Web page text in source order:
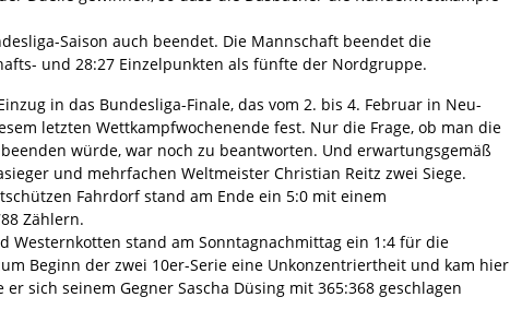
Saison auch beendet. Die Mannschaft beendet die
und 28:27 Einzelpunkten als fünfte der Nordgruppe.
in das Bundesliga-Finale, das vom 2. bis 4. Februar in Neu-
letzten Wettkampfwochenende fest. Nur die Frage, ob man die
würde, war noch zu beantworten. Und erwartungsgemäß
und mehrfachen Weltmeister Christian Reitz zwei Siege.
Fahrdorf stand am Ende ein 5:0 mit einem
Zählern.
Westernkotten stand am Sonntagnachmittag ein 1:4 für die
Beginn der zwei 10er-Serie eine Unkonzentriertheit und kam hier
sich seinem Gegner Sascha Düsing mit 365:368 geschlagen